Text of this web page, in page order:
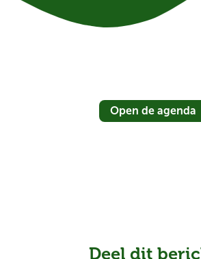
Open de agenda
Deel dit